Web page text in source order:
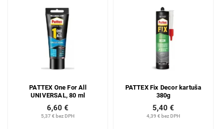
PATTEX One For All
UNIVERSAL, 80 ml
5,37 € bez DPH
6,60 €
PATTEX Fix Decor kartuša
380g
4,39 € bez DPH
5,40 €